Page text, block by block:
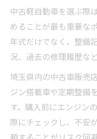
中古軽自動車を選ぶ際
めることが最も重要な
年式だけでなく、整備
況、過去の修理履歴な
埼玉県内の中古車販売
ジン搭載車や定期整備
す。購入前にエンジン
際にチェックし、不安